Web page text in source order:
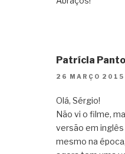
Patrícia
26 MARÇO
Olá, Sérgio!
Não vi o filme,
versão em inglês
mesmo na